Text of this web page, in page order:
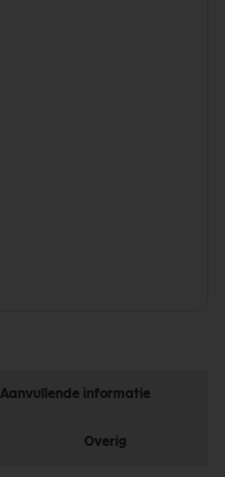
Aanvullende informatie
Overig